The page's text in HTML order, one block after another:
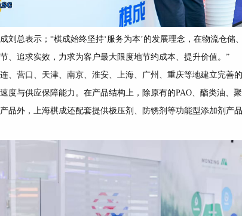
刘总表示； “棋成始终坚持‘服务为本’的发展理念，在物流仓储
、追求实效，力求为客户最大限度地节约成本、提升价值。”
、营口、天津、南京、淮安、上海、广州、重庆等地建立完善
度与供应保障能力。在产品结构上，除原有的PAO、酯类油、
品外，上海棋成还配套提供极压剂、防锈剂等功能型添加剂产